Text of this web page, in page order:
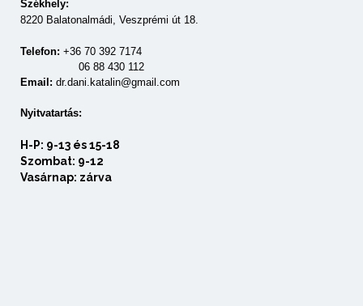
Székhely:
8220 Balatonalmádi, Veszprémi út 18.
Telefon: +36 70 392 7174
06 88 430 112
Email: dr.dani.katalin@gmail.com
Nyitvatartás:
H-P: 9-13 és 15-18
Szombat: 9-12
Vasárnap: zárva